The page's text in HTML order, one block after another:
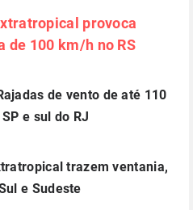
provoca
de 100 km/h no RS
de vento de até 110
e sul do RJ
trazem ventania,
e Sudeste